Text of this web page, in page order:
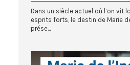
Dans un siècle actuel où l’on vit
esprits forts, le destin de Marie
prése...